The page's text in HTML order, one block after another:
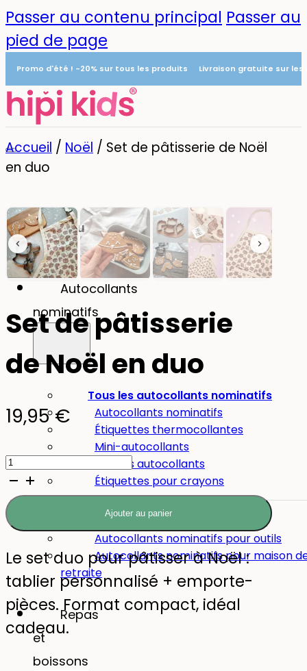
Passer au contenu principal Passer au
pied de page
Promo d'été ! -20% sur tous les produits Livraison gratuite sur
Menu
Autocollants
nominatifs
Tous les autocollants nominatifs
Autocollants nominatifs
Étiquettes thermocollantes
Mini-autocollants
Grands autocollants
Étiquettes pour crayons
Autres usages :
Autocollants nominatifs pour outils
Autocollants nominatifs pour maison
retraite
Repas
et
boissons
0
Accueil / Noël / Set de pâtisserie de Noël
en duo
Set de pâtisserie
de Noël en duo
19,95€
quantité
de
Set
de
pâtisserie
de
Noël
en
duo
Ajouter au panier
Le set duo pour pâtisser à Noël :
tablier personnalisé + emporte-
pièces. Format compact, idéal
cadeau.